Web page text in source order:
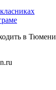
в Тюмени